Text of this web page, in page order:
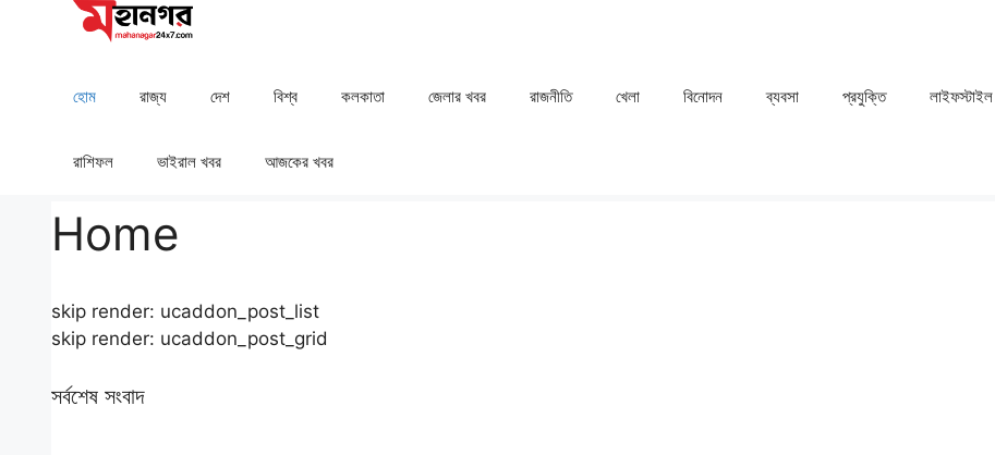
হোম রাজ্য দেশ ⁠বিশ্ব কলকাতা ⁠⁠জেলার খবর রাজনীতি খেলা ⁠বিনোদন ব্যবসা প্রযুক্তি লাইফস্টাইল
রাশিফল ⁠⁠ভাইরাল খবর আজকের খবর
Home
skip render: ucaddon_post_list
skip render: ucaddon_post_grid
সর্বশেষ সংবাদ